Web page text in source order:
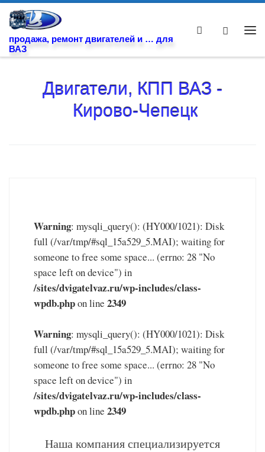
Skip to content
продажа, ремонт двигателей и … для
ВАЗ
Search
Двигатели, КПП ВАЗ -
Кирово-Чепецк
Warning: mysqli_query(): (HY000/1021): Disk
full (/var/tmp/#sql_15a529_5.MAI); waiting for
someone to free some space... (errno: 28 "No
space left on device") in
/sites/dvigatelvaz.ru/wp-includes/class-
wpdb.phpon line2349
Warning: mysqli_query(): (HY000/1021): Disk
full (/var/tmp/#sql_15a529_5.MAI); waiting for
someone to free some space... (errno: 28 "No
space left on device") in
/sites/dvigatelvaz.ru/wp-includes/class-
wpdb.phpon line2349
Наша компания специализируется